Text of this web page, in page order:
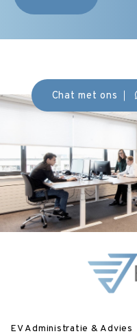
Chat met ons
EV Administratie & Advies